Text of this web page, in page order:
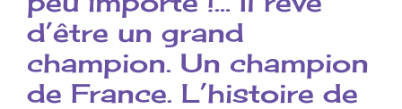
d’être un grand
champion. Un champion
de France. L’histoire de